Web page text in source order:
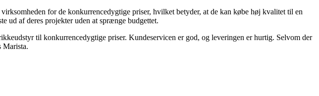
for de konkurrencedygtige priser, hvilket betyder, at de kan købe høj kvalitet til en
ud af deres projekter uden at sprænge budgettet.
til konkurrencedygtige priser. Kundeservicen er god, og leveringen er hurtig. Selvom der
Marista.